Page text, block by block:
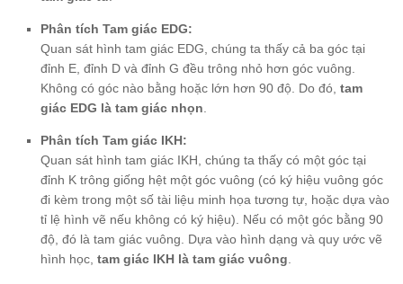
Phân tích Tam giác EDG:
Quan sát hình tam giác EDG, chúng ta thấy cả ba góc tại
đỉnh E, đỉnh D và đỉnh G đều trông nhỏ hơn góc vuông.
Không có góc nào bằng hoặc lớn hơn 90 độ. Do đó, tam
giác EDG là tam giác nhọn
Phân tích Tam giác IKH:
Quan sát hình tam giác IKH, chúng ta thấy có một góc tại
đỉnh K trông giống hệt một góc vuông (có ký hiệu vuông góc
đi kèm trong một số tài liệu minh họa tương tự, hoặc dựa vào
tỉ lệ hình vẽ nếu không có ký hiệu). Nếu có một góc bằng 90
độ, đó là tam giác vuông. Dựa vào hình dạng và quy ước vẽ
hình học, tam giác IKH là tam giác vuông